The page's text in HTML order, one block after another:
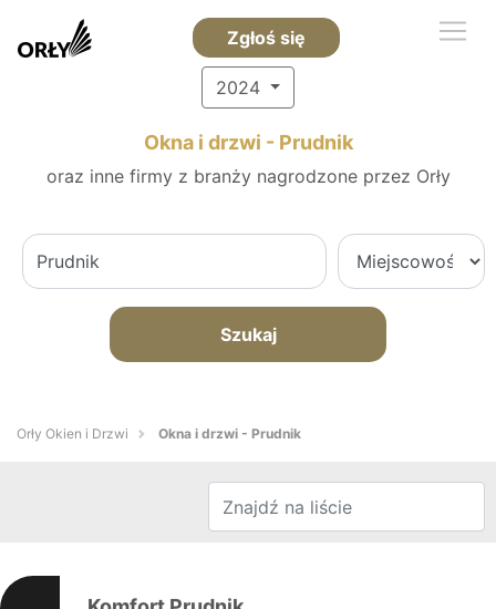
Zgłoś się
2024
Okna i drzwi - Prudnik
oraz inne firmy z branży nagrodzone przez Orły
Szukaj
Orły Okien i Drzwi Okna i drzwi - Prudnik